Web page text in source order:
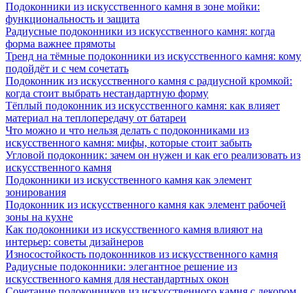
Подоконники из искусственного камня в зоне мойки:
функциональность и защита
Радиусные подоконники из искусственного камня: когда
форма важнее прямоты
Тренд на тёмные подоконники из искусственного камня: кому
подойдёт и с чем сочетать
Подоконник из искусственного камня с радиусной кромкой:
когда стоит выбрать нестандартную форму
Тёплый подоконник из искусственного камня: как влияет
материал на теплопередачу от батареи
Что можно и что нельзя делать с подоконниками из
искусственного камня: мифы, которые стоит забыть
Угловой подоконник: зачем он нужен и как его реализовать из
искусственного камня
Подоконники из искусственного камня как элемент
зонирования
Подоконник из искусственного камня как элемент рабочей
зоны на кухне
Как подоконники из искусственного камня влияют на
интерьер: советы дизайнеров
Износостойкость подоконников из искусственного камня
Радиусные подоконники: элегантное решение из
искусственного камня для нестандартных окон